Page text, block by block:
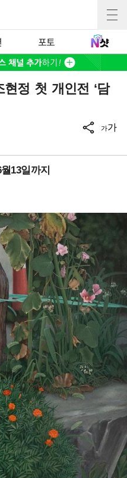
포토
정 첫 개인전 ‘담
가가
13일까지